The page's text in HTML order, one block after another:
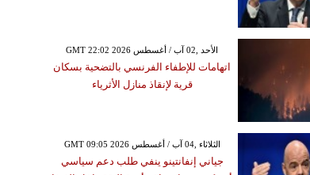
GMT 22:02 2026 الأحد ,02 آب / أغسطس
اتهامات للإطفاء الفرنسي بالتضحية بسكان
قرية لإنقاذ منازل الأثرياء
GMT 09:05 2026 الثلاثاء ,04 آب / أغسطس
جياني إنفانتينو ينفي طلب دعم سياسي